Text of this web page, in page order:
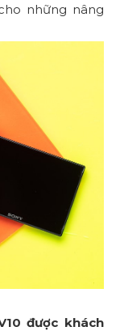
những nâng
được khách